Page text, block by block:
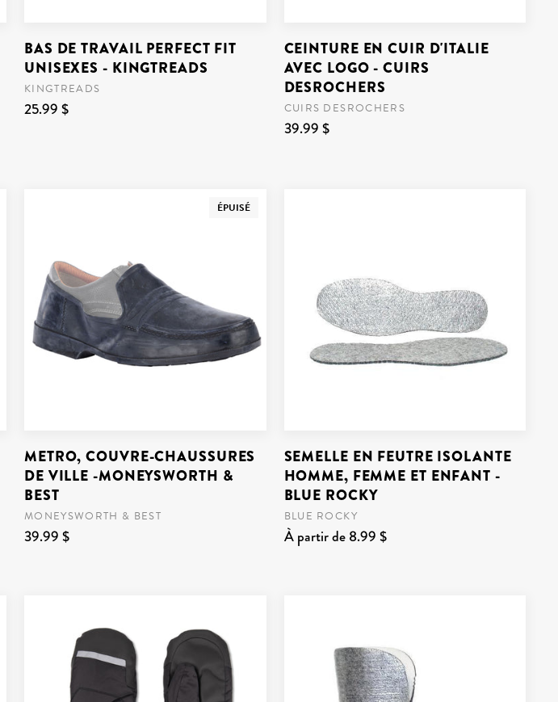
BAS DE TRAVAIL PERFECT FIT
UNISEXES - KINGTREADS
KINGTREADS
25.99 $
CEINTURE EN CUIR D'ITALIE
AVEC LOGO - CUIRS
DESROCHERS
CUIRS DESROCHERS
39.99 $
ÉPUISÉ
METRO, COUVRE-CHAUSSURES
DE VILLE -MONEYSWORTH &
BEST
MONEYSWORTH & BEST
39.99 $
SEMELLE EN FEUTRE ISOLANTE
HOMME, FEMME ET ENFANT -
BLUE ROCKY
BLUE ROCKY
À partir de 8.99 $